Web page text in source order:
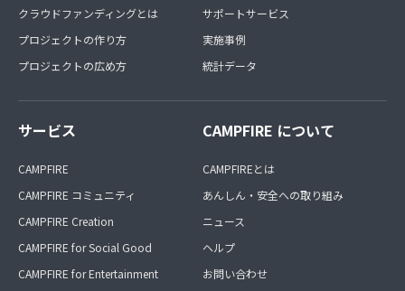
クラウドファンディングとは
プロジェクトの作り方
プロジェクトの広め方
サポートサービス
実施事例
統計データ
サービス
CAMPFIRE
CAMPFIRE コミュニティ
CAMPFIRE Creation
CAMPFIRE for Social Good
CAMPFIRE for Entertainment
CAMPFIRE について
CAMPFIREとは
あんしん・安全への取り組み
ニュース
ヘルプ
お問い合わせ